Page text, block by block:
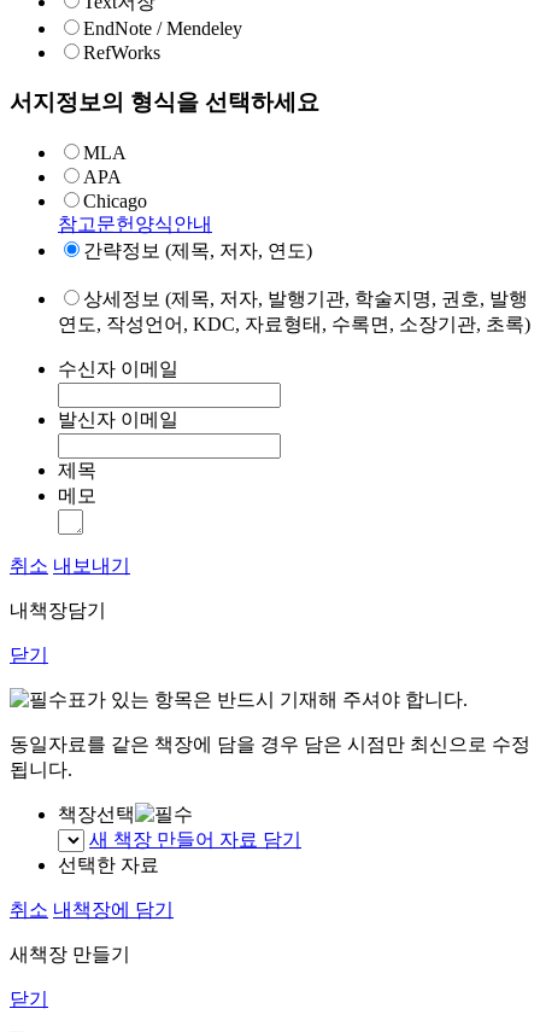
EndNote / Mendeley
RefWorks
서지정보의 형식을 선택하세요
MLA
APA
Chicago
참고문헌양식안내
간략정보 (제목, 저자, 연도)
상세정보 (제목, 저자, 발행기관, 학술지명, 권호, 발행
연도, 작성언어, KDC, 자료형태, 수록면, 소장기관, 초록)
수신자 이메일
발신자 이메일
제목
메모
취소 내보내기
내책장담기
닫기
표가 있는 항목은 반드시 기재해 주셔야 합니다.
동일자료를 같은 책장에 담을 경우 담은 시점만 최신으로 수정
됩니다.
책장선택
새 책장 만들어 자료 담기
선택한 자료
취소 내책장에 담기
새책장 만들기
닫기